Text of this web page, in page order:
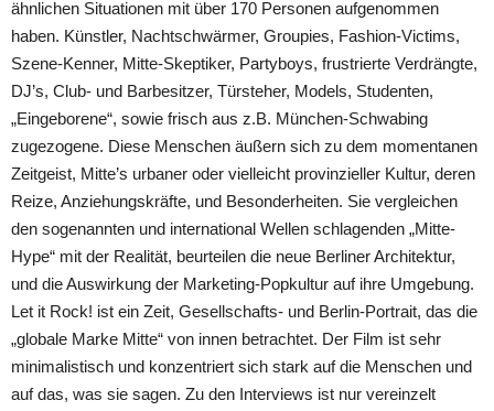
ähnlichen Situationen mit über 170 Personen aufgenommen
haben. Künstler, Nachtschwärmer, Groupies, Fashion-Victims,
Szene-Kenner, Mitte-Skeptiker, Partyboys, frustrierte Verdrängte,
DJ’s, Club- und Barbesitzer, Türsteher, Models, Studenten,
„Eingeborene“, sowie frisch aus z.B. München-Schwabing
zugezogene. Diese Menschen äußern sich zu dem momentanen
Zeitgeist, Mitte’s urbaner oder vielleicht provinzieller Kultur, deren
Reize, Anziehungskräfte, und Besonderheiten. Sie vergleichen
den sogenannten und international Wellen schlagenden „Mitte-
Hype“ mit der Realität, beurteilen die neue Berliner Architektur,
und die Auswirkung der Marketing-Popkultur auf ihre Umgebung.
Let it Rock! ist ein Zeit, Gesellschafts- und Berlin-Portrait, das die
„globale Marke Mitte“ von innen betrachtet. Der Film ist sehr
minimalistisch und konzentriert sich stark auf die Menschen und
auf das, was sie sagen. Zu den Interviews ist nur vereinzelt